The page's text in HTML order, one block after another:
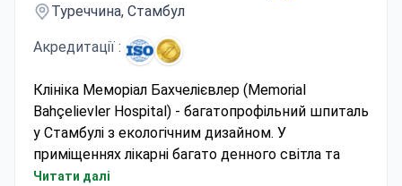
Туреччина, Стамбул
Акредитації :
Клініка Меморіал Бахчелієвлер (Memorial
Bahçelievler Hospital) - багатопрофільний шпиталь
у Стамбулі з екологічним дизайном. У
приміщеннях лікарні багато денного світла та
зелених зон, які сприяють психологічному
Читати далі